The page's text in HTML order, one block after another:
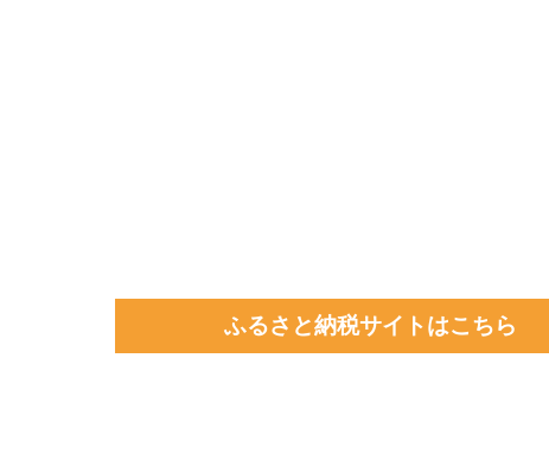
ふるさと納税サイトはこちら